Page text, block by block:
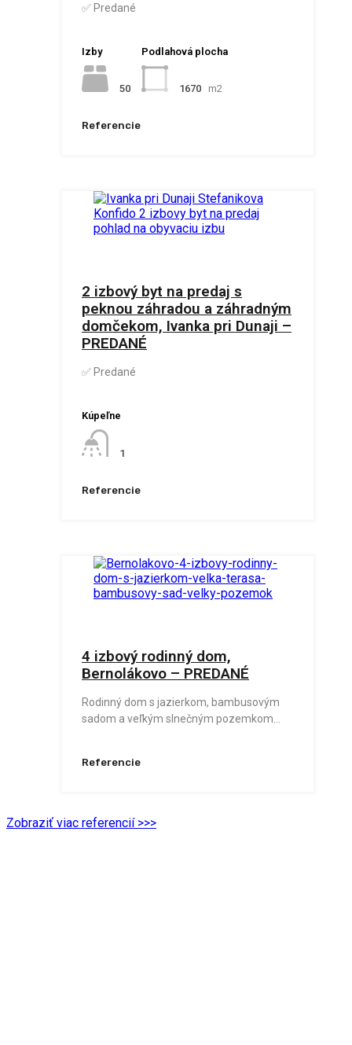
✅ Predané
Izby
50
Podlahová plocha
1670 m2
Referencie
2 izbový byt na predaj s
peknou záhradou a záhradným
domčekom, Ivanka pri Dunaji –
PREDANÉ
✅ Predané
Kúpeľne
1
Referencie
4 izbový rodinný dom,
Bernolákovo – PREDANÉ
Rodinný dom s jazierkom, bambusovým
sadom a veľkým slnečným pozemkom…
Referencie
Zobraziť viac referencií >>>